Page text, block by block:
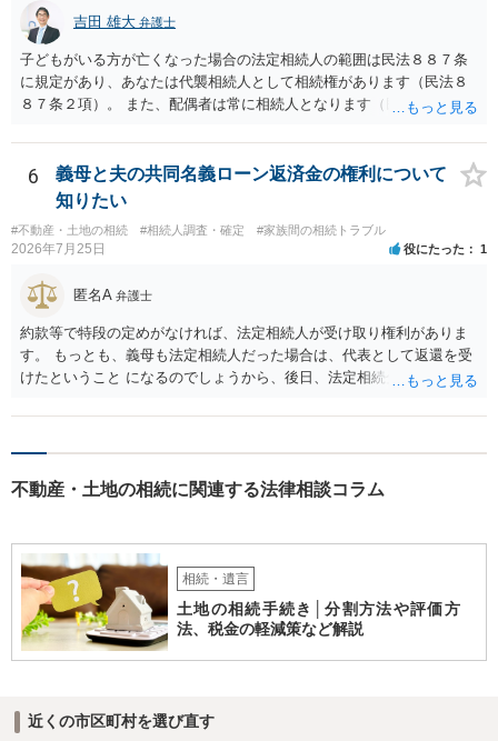
吉田 雄大 弁護士
子どもがいる方が亡くなった場合の法定相続人の範囲は民法８８７条
に規定があり、あなたは代襲相続人として相続権があります（民法８
８７条２項）。 また、配偶者は常に相続人となります（民法８９０
も相続権があります。つまり、孫５人に加えて「おじ又はおば」にも
相続権がある可能性があります。
6
義母と夫の共同名義ローン返済金の権利について
知りたい
#不動産・土地の相続 #相続人調査・確定 #家族間の相続トラブル
2026年7月25日 役にたった 1
匿名A 弁護士
約款等で特段の定めがなければ、法定相続人が受け取り権利がありま
す。 もっとも、義母も法定相続人だった場合は、代表として返還を受
けたということ になるのでしょうから、後日、法定相続分に基づいて
不動産・土地の相続に関連する法律相談コラム
相続・遺言
土地の相続手続き│分割方法や評価方
法、税金の軽減策など解説
近くの市区町村を選び直す